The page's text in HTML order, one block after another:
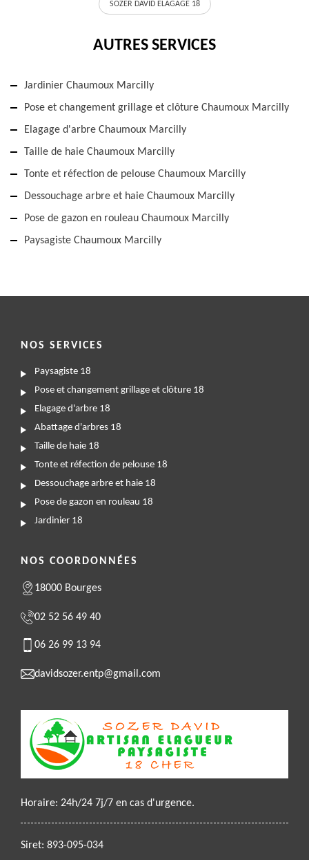
SOZER DAVID ELAGAGE 18
AUTRES SERVICES
Jardinier Chaumoux Marcilly
Pose et changement grillage et clôture Chaumoux Marcilly
Elagage d'arbre Chaumoux Marcilly
Taille de haie Chaumoux Marcilly
Tonte et réfection de pelouse Chaumoux Marcilly
Dessouchage arbre et haie Chaumoux Marcilly
Pose de gazon en rouleau Chaumoux Marcilly
Paysagiste Chaumoux Marcilly
NOS SERVICES
Paysagiste 18
Pose et changement grillage et clôture 18
Elagage d'arbre 18
Abattage d'arbres 18
Taille de haie 18
Tonte et réfection de pelouse 18
Dessouchage arbre et haie 18
Pose de gazon en rouleau 18
Jardinier 18
NOS COORDONNÉES
18000 Bourges
02 52 56 49 40
06 26 99 13 94
davidsozer.entp@gmail.com
Horaire: 24h/24 7j/7 en cas d'urgence.
Siret: 893-095-034